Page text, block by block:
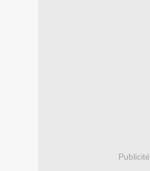
Publicité